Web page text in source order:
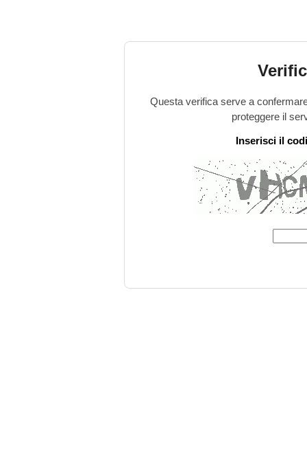
Questa verifica serve a
proteggere il
Inserisci il